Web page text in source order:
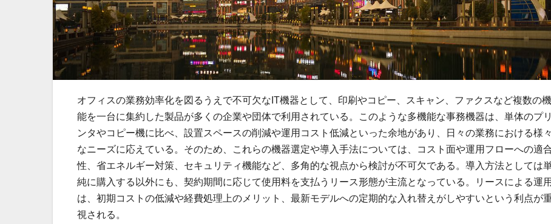
オフィスの業務効率化を図るうえで不可欠なIT機器として、印刷やコピー、スキャン、ファクスなど複数の機
能を一台に集約した製品が多くの企業や団体で利用されている。
このような多機能な事務機器は、単体のプリ
ンタやコピー機に比べ、設置スペースの削減や運用コスト低減といった余地があり、日々の業務における様々
なニーズに応えている。そのため、これらの機器選定や導入手法については、コスト面や運用フローへの適
性、省エネルギー対策、セキュリティ機能など、多角的な視点から検討が不可欠である。導入方法としては
純に購入する以外にも、契約期間に応じて使用料を支払うリース形態が主流となっている。リースによる運用
は、初期コストの低減や経費処理上のメリット、最新モデルへの定期的な入れ替えがしやすいという利点が
視される。